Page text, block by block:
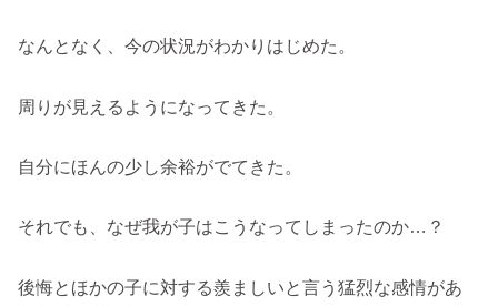
なんとなく、今の状況がわかりはじめた。
周りが見えるようになってきた。
自分にほんの少し余裕がでてきた。
それでも、なぜ我が子はこうなってしまったのか…？
後悔とほかの子に対する羨ましいと言う猛烈な感情があ